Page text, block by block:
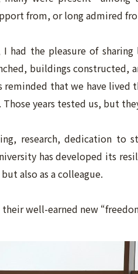
from, or long admired
had the pleasure of
buildings constructed,
that we have lived
years tested us, but
research, dedication to
has developed its
also as a colleague.
well-earned new